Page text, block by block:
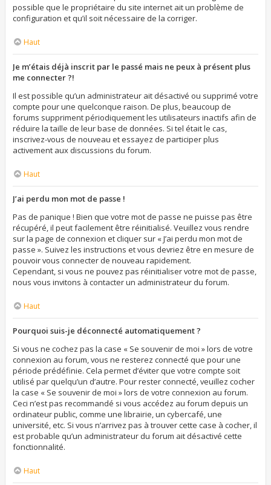
possible que le propriétaire du site internet ait un problème de
configuration et qu’il soit nécessaire de la corriger.
Haut
Je m’étais déjà inscrit par le passé mais ne peux à présent plus
me connecter ?!
Il est possible qu’un administrateur ait désactivé ou supprimé votre
compte pour une quelconque raison. De plus, beaucoup de
forums suppriment périodiquement les utilisateurs inactifs afin de
réduire la taille de leur base de données. Si tel était le cas,
inscrivez-vous de nouveau et essayez de participer plus
activement aux discussions du forum.
Haut
J’ai perdu mon mot de passe !
Pas de panique ! Bien que votre mot de passe ne puisse pas être
récupéré, il peut facilement être réinitialisé. Veuillez vous rendre
sur la page de connexion et cliquer sur « J’ai perdu mon mot de
passe ». Suivez les instructions et vous devriez être en mesure de
pouvoir vous connecter de nouveau rapidement.
Cependant, si vous ne pouvez pas réinitialiser votre mot de passe,
nous vous invitons à contacter un administrateur du forum.
Haut
Pourquoi suis-je déconnecté automatiquement ?
Si vous ne cochez pas la case « Se souvenir de moi » lors de votre
connexion au forum, vous ne resterez connecté que pour une
période prédéfinie. Cela permet d’éviter que votre compte soit
utilisé par quelqu’un d’autre. Pour rester connecté, veuillez cocher
la case « Se souvenir de moi » lors de votre connexion au forum.
Ceci n’est pas recommandé si vous accédez au forum depuis un
ordinateur public, comme une librairie, un cybercafé, une
université, etc. Si vous n’arrivez pas à trouver cette case à cocher, il
est probable qu’un administrateur du forum ait désactivé cette
fonctionnalité.
Haut